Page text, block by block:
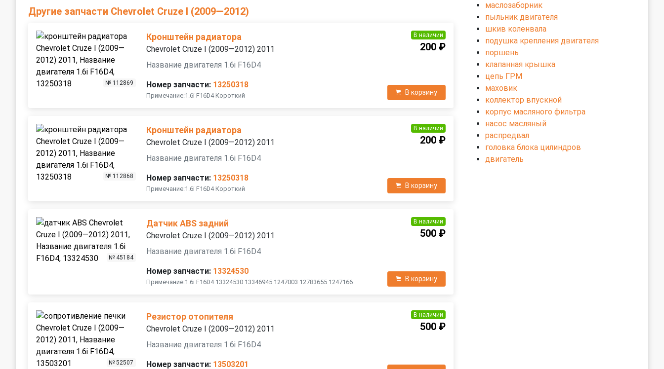
Другие запчасти Chevrolet Cruze I (2009—2012)
№ 112869
Кронштейн радиатора
Chevrolet Cruze I (2009—2012) 2011
Название двигателя 1.6i F16D4
Номер запчасти: 13250318
Примечание:1.6i F16D4 Короткий
В наличии
200 ₽
В корзину
№ 112868
Кронштейн радиатора
Chevrolet Cruze I (2009—2012) 2011
Название двигателя 1.6i F16D4
Номер запчасти: 13250318
Примечание:1.6i F16D4 Короткий
В наличии
200 ₽
В корзину
№ 45184
Датчик ABS задний
Chevrolet Cruze I (2009—2012) 2011
Название двигателя 1.6i F16D4
Номер запчасти: 13324530
Примечание:1.6i F16D4 13324530 13346945 1247003 12783655 1247166
В наличии
500 ₽
В корзину
№ 52507
Резистор отопителя
Chevrolet Cruze I (2009—2012) 2011
Название двигателя 1.6i F16D4
Номер запчасти: 13503201
В наличии
500 ₽
маслозаборник
пыльник двигателя
шкив коленвала
подушка крепления двигателя
поршень
клапанная крышка
цепь ГРМ
маховик
коллектор впускной
корпус масляного фильтра
насос масляный
распредвал
головка блока цилиндров
двигатель